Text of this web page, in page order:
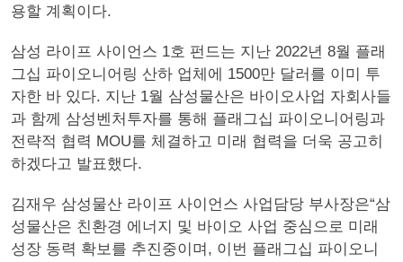
용할 계획이다.
삼성 라이프 사이언스 1호 펀드는 지난 2022년 8월 플래
그십 파이오니어링 산하 업체에 1500만 달러를 이미 투
자한 바 있다. 지난 1월 삼성물산은 바이오사업 자회사들
과 함께 삼성벤처투자를 통해 플래그십 파이오니어링과
전략적 협력 MOU를 체결하고 미래 협력을 더욱 공고히
하겠다고 발표했다.
김재우 삼성물산 라이프 사이언스 사업담당 부사장은“삼
성물산은 친환경 에너지 및 바이오 사업 중심으로 미래
성장 동력 확보를 추진중이며, 이번 플래그십 파이오니